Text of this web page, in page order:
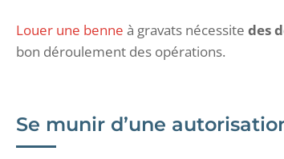
Louer une benne à gravats nécessite des
bon déroulement des opérations.
Se munir d’une